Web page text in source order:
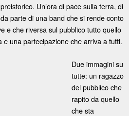
Un’ora di pace sulla terra, di
parte di una band che si rende conto
e che riversa sul pubblico tutto quello
una partecipazione che arriva a tutti.
Due immagini su
tutte: un ragazzo
del pubblico che
rapito da quello
che sta